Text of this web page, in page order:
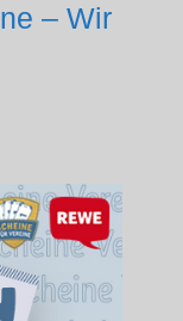
– Wir